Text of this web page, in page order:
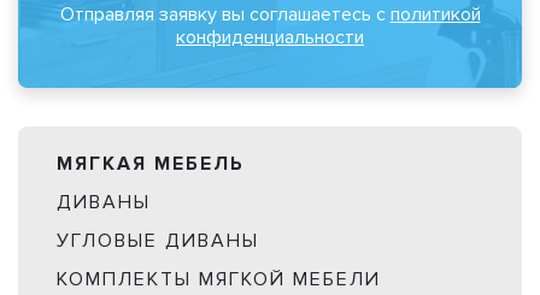
Отправляя заявку вы соглашаетесь с политикой
конфиденциальности
МЯГКАЯ МЕБЕЛЬ
ДИВАНЫ
УГЛОВЫЕ ДИВАНЫ
КОМПЛЕКТЫ МЯГКОЙ МЕБЕЛИ